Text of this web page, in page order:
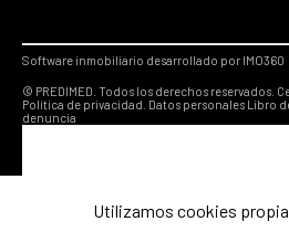
Software inmobiliario desarrollado por IMO360
© PREDIMED. Todos los derechos reservados.
Política de privacidad. Datos personalesLibro
denuncia
Utilizamos cookies